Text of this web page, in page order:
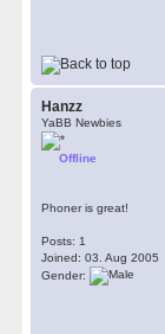
Hanzz
YaBB Newbies
Offline
Phoner is great!
Posts: 1
Joined: 03. Aug 2005
Gender: